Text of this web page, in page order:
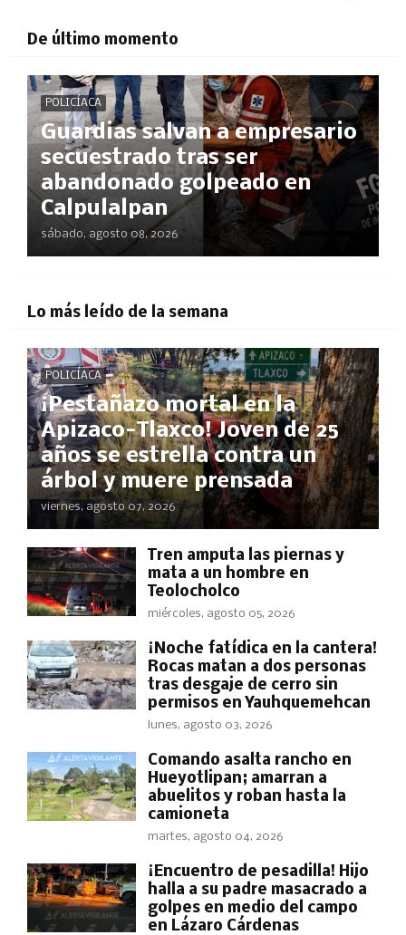
De último momento
POLICÍACA
Guardias salvan a empresario
secuestrado tras ser
abandonado golpeado en
Calpulalpan
sábado, agosto 08, 2026
Lo más leído de la semana
POLICÍACA
¡Pestañazo mortal en la
Apizaco-Tlaxco! Joven de 25
años se estrella contra un
árbol y muere prensada
viernes, agosto 07, 2026
Tren amputa las piernas y
mata a un hombre en
Teolocholco
miércoles, agosto 05, 2026
​¡Noche fatídica en la cantera!
Rocas matan a dos personas
tras desgaje de cerro sin
permisos en Yauhquemehcan
lunes, agosto 03, 2026
Comando asalta rancho en
Hueyotlipan; amarran a
abuelitos y roban hasta la
camioneta
martes, agosto 04, 2026
​¡Encuentro de pesadilla! Hijo
halla a su padre masacrado a
golpes en medio del campo
en Lázaro Cárdenas